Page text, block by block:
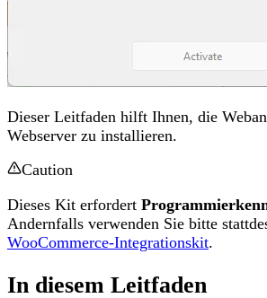
Dieser Leitfaden hilft Ihnen, die
Webserver zu installieren.
Caution
Dieses Kit erfordert
Andernfalls verwenden Sie bitte
WooCommerce-Integrationskit.
In diesem Leitfaden